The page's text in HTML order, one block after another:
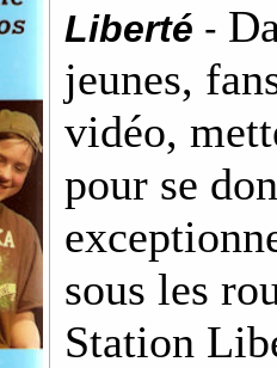
Liberté -
jeunes,
vidéo,
pour se
sous les
Station